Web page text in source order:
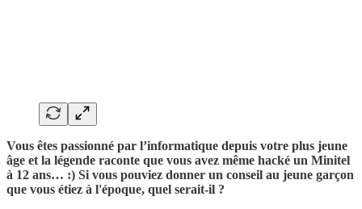
Vous êtes passionné par l’informatique depuis votre plus jeune
âge et la légende raconte que vous avez même hacké un Minitel
à 12 ans… :) Si vous pouviez donner un conseil au jeune garçon
que vous étiez à l'époque, quel serait-il ?